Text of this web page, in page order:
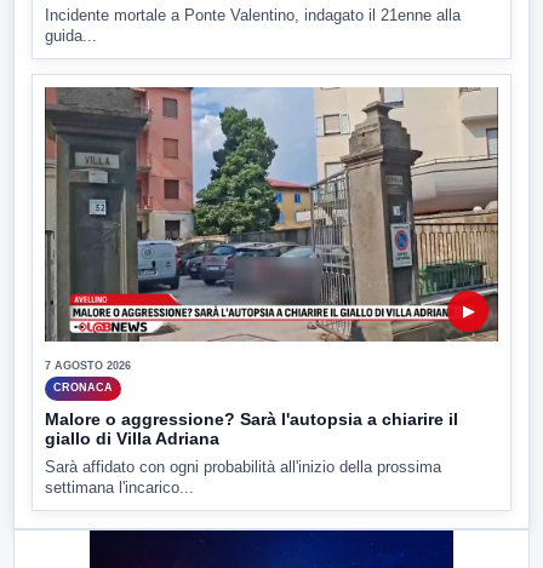
Incidente mortale a Ponte Valentino, indagato il 21enne alla
guida...
▶
7 AGOSTO 2026
CRONACA
Malore o aggressione? Sarà l'autopsia a chiarire il
giallo di Villa Adriana
Sarà affidato con ogni probabilità all'inizio della prossima
settimana l'incarico...